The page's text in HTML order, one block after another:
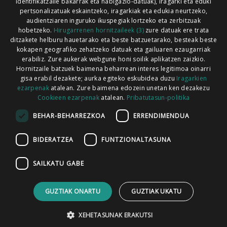
Codesyntaxek garatua
PUBLIZITATEA
HARREMANETARAKO
pertsonalizatuak eskaintzeko, iragarkiak eta edukia neurtzeko,
audientziaren inguruko ikuspegiak lortzeko eta zerbitzuak
hobetzeko. Hirugarrenen hornitzaileek (3)zure datuak ere trata
ditzakete helburu hauetarako eta beste batzuetarako, besteak beste
kokapen geografiko zehatzeko datuak eta gailuaren ezaugarriak
erabiliz. Zure aukerak webgune honi soilik aplikatzen zaizkio.
Hornitzaile batzuek baimena beharrean interes legitimoa oinarri
gisa erabil dezakete; aurka egiteko eskubidea duzu Iragarkien
ezarpenakatalean. Zure baimena edozein unetan ken dezakezu
Cookieen ezarpenak atalean. Pribatutasun-politika
BEHAR-BEHARREZKOA ERRENDIMENDUA
BIDERATZEA FUNTZIONALTASUNA
SAILKATU GABE
GUZTIAK ONARTU GUZTIAK UKATU
XEHETASUNAK ERAKUTSI